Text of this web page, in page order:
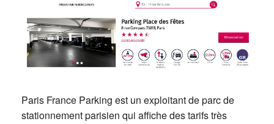
Paris France Parking est un exploitant de parc de
stationnement parisien qui affiche des tarifs très